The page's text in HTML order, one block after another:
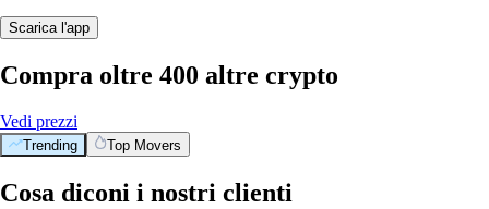
Scarica l'app
Compra oltre 400 altre crypto
Vedi prezzi
Trending Top Movers
Cosa diconi i nostri clienti